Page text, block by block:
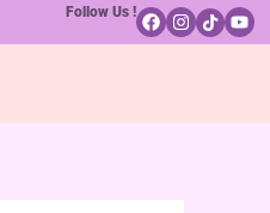
Follow Us !